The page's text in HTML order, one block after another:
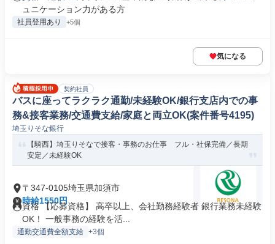
ュニケーション力がある方
社員登用あり +5個
気になる
契約社員
バスに座ってラクラク通勤/未経験OK/銀行支店内での事
務&接客業務/交通費支給/家庭と両立OK(案件番号4195)
埼玉りそな銀行
【騎西】埼玉りそなで接客・事務のお仕事 フル・社保完備／長期
安定／未経験OK
〒347-0105埼玉県加須市
時給1550円
資格 【応募資格】 高卒以上、会社勤務経験者 銀行業務未経験
OK！ 一般事務の経験を活...
通勤交通費全額支給 +3個